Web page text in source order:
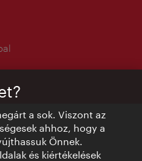
a sok. Viszont az
ahhoz, hogy a
Önnek.
és kiértékelések